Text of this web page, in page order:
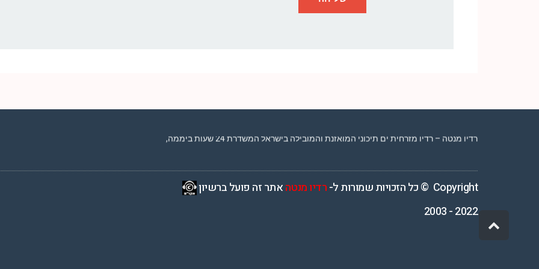
Copyright © כל הזכויות שמורות ל- רדיו מנטהאתר זה פועל ברשיון
2022 - 2003